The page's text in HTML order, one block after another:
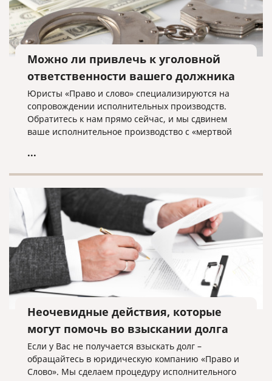
Можно ли привлечь к уголовной
ответственности вашего должника
Юристы «Право и слово» специализируются на
сопровождении исполнительных производств.
Обратитесь к нам прямо сейчас, и мы сдвинем
ваше исполнительное производство с «мертвой
...
Неочевидные действия, которые
могут помочь во взыскании долга
Если у Вас не получается взыскать долг –
обращайтесь в юридическую компанию «Право и
Слово». Мы сделаем процедуру исполнительного